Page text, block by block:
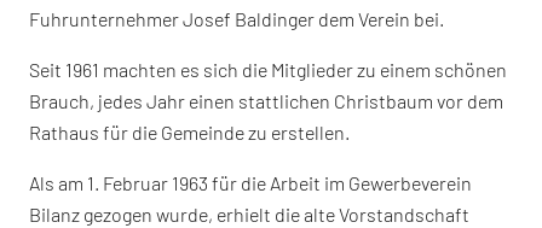
Fuhrunternehmer Josef Baldinger dem Verein bei.
Seit 1961 machten es sich die Mitglieder zu einem schönen
Brauch, jedes Jahr einen stattlichen Christbaum vor dem
Rathaus für die Gemeinde zu erstellen.
Als am 1. Februar 1963 für die Arbeit im Gewerbeverein
Bilanz gezogen wurde, erhielt die alte Vorstandschaft